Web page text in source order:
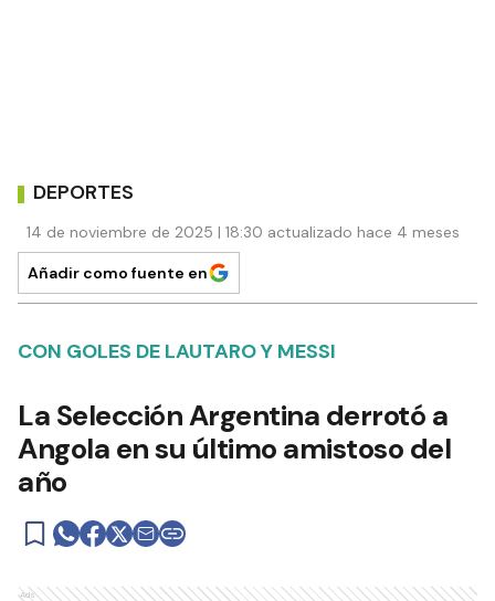
DEPORTES
14 de noviembre de 2025 | 18:30 actualizado hace 4 meses
Añadir como fuente en
CON GOLES DE LAUTARO Y MESSI
La Selección Argentina derrotó a
Angola en su último amistoso del
año
Ads